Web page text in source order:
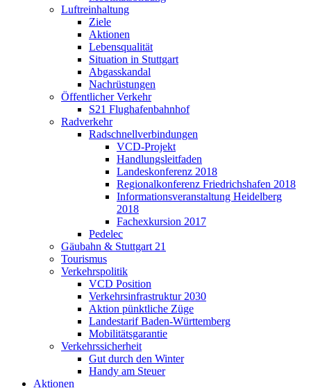
Luftreinhaltung
Ziele
Aktionen
Lebensqualität
Situation in Stuttgart
Abgasskandal
Nachrüstungen
Öffentlicher Verkehr
S21 Flughafenbahnhof
Radverkehr
Radschnellverbindungen
VCD-Projekt
Handlungsleitfaden
Landeskonferenz 2018
Regionalkonferenz Friedrichshafen 2018
Informationsveranstaltung Heidelberg
2018
Fachexkursion 2017
Pedelec
Gäubahn & Stuttgart 21
Tourismus
Verkehrspolitik
VCD Position
Verkehrsinfrastruktur 2030
Aktion pünktliche Züge
Landestarif Baden-Württemberg
Mobilitätsgarantie
Verkehrssicherheit
Gut durch den Winter
Handy am Steuer
Aktionen